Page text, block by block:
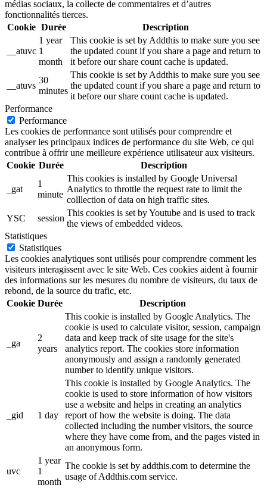
médias sociaux, la collecte de commentaires et d’autres
fonctionnalités tierces.
Cookie Durée Description
__atuvc
1 year
1
month
This cookie is set by Addthis to make sure you see
the updated count if you share a page and return to
it before our share count cache is updated.
__atuvs
30
minutes
This cookie is set by Addthis to make sure you see
the updated count if you share a page and return to
it before our share count cache is updated.
Performance
Performance
Les cookies de performance sont utilisés pour comprendre et
analyser les principaux indices de performance du site Web, ce qui
contribue à offrir une meilleure expérience utilisateur aux visiteurs.
Cookie Durée Description
_gat
1
minute
This cookies is installed by Google Universal
Analytics to throttle the request rate to limit the
colllection of data on high traffic sites.
YSC
session
This cookies is set by Youtube and is used to track
the views of embedded videos.
Statistiques
Statistiques
Les cookies analytiques sont utilisés pour comprendre comment les
visiteurs interagissent avec le site Web. Ces cookies aident à fournir
des informations sur les mesures du nombre de visiteurs, du taux de
rebond, de la source du trafic, etc.
Cookie Durée Description
_ga
2
years
This cookie is installed by Google Analytics. The
cookie is used to calculate visitor, session, campaign
data and keep track of site usage for the site's
analytics report. The cookies store information
anonymously and assign a randomly generated
number to identify unique visitors.
_gid 1 day
This cookie is installed by Google Analytics. The
cookie is used to store information of how visitors
use a website and helps in creating an analytics
report of how the website is doing. The data
collected including the number visitors, the source
where they have come from, and the pages visted in
an anonymous form.
uvc
1 year
1
month
The cookie is set by addthis.com to determine the
usage of Addthis.com service.